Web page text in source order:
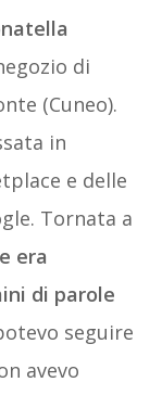
di
(Cuneo).
in
e delle
Tornata a
era
di parole
seguire
avevo